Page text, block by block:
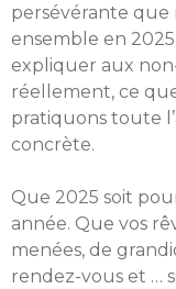
persévérante que
ensemble en
expliquer aux
réellement, ce
pratiquons toute
concrète.
Que 2025 soit
année. Que vos
menées, de
rendez-vous et …